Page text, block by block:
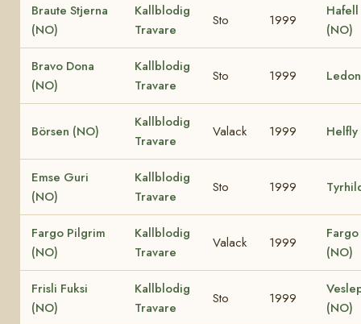
Braute Stjerna
(NO)
Kallblodig
Travare
Sto 1999
(NO)
Bravo Dona
(NO)
Kallblodig
Travare
Sto 1999
Börsen (NO)
Kallblodig
Travare
Valack 1999
Emse Guri
(NO)
Kallblodig
Travare
Sto 1999
Fargo Pilgrim
(NO)
Kallblodig
Travare
Valack 1999
(NO)
Frisli Fuksi
(NO)
Kallblodig
Travare
Sto 1999
(NO)